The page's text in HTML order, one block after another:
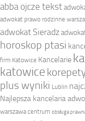
abba ojcze tekst
adwokat prawo rodzinne
adwokat Sieradz
horoskop ptasi
firm Katowice Kancelarie
katowice
plus wyniki Lublin
Najlepsza kancelaria
warszawa centrum obsługa